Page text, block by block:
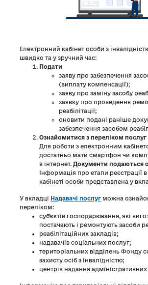
Електронний кабінет особи з
швидко та у зручний час:
Подати
заяву про забезпечення
(виплату компенсації);
заяву про заміну засобу
заявку про проведення
реабілітації;
оновити подані раніше
забезпечення засобом
Ознайомитися з переліком послуг
Для роботи з електронним
достатньо мати смартфон чи
в інтернет. Документи подаються
Інформація про етапи реєстрації
кабінеті особи представлена у
У вкладці Надавачі послуг можна
переліком:
суб’єктів господарювання, які
постачають і ремонтують засоби
реабілітаційних закладів;
надавачів соціальних послуг;
територіальних відділень Фонду
захисту осіб з інвалідністю;
центрів надання адміністративних